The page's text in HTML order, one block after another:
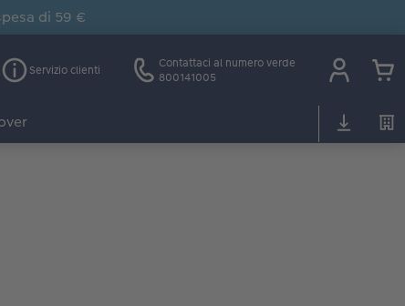
di 59 €
Servizio clienti
Contattaci al numero verde
800141005